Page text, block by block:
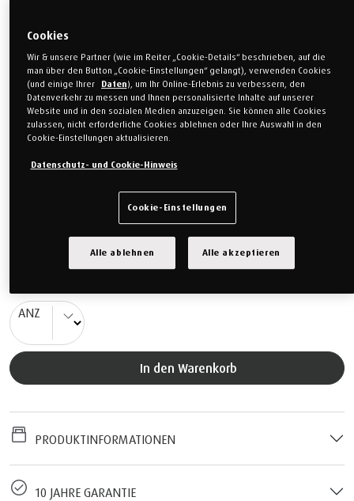
2'990.00 CHF
Grösse auswählen
80 x 200
100 x 200
Standardmaße 90/100 x 200 cm benötigen eine Lieferzeit
von ca. 10 Werktagen.
2'990.00 CHF
ANZ
In den Warenkorb
PRODUKTINFORMATIONEN
10 JAHRE GARANTIE
Cookies
Wir & unsere Partner (wie im Reiter „Cookie-Details“ beschrieben, auf die
man über den Button „Cookie-Einstellungen“ gelangt), verwenden Cookies
(und einige Ihrer
Daten), um Ihr Online-Erlebnis zu verbessern, den
Datenverkehr zu messen und Ihnen personalisierte Inhalte auf unserer
Website und in den sozialen Medien anzuzeigen. Sie können alle Cookies
zulassen, nicht erforderliche Cookies ablehnen oder Ihre Auswahl in den
Cookie-Einstellungen aktualisieren.
Datenschutz- und Cookie-Hinweis
Cookie-Einstellungen
Alle ablehnen Alle akzeptieren